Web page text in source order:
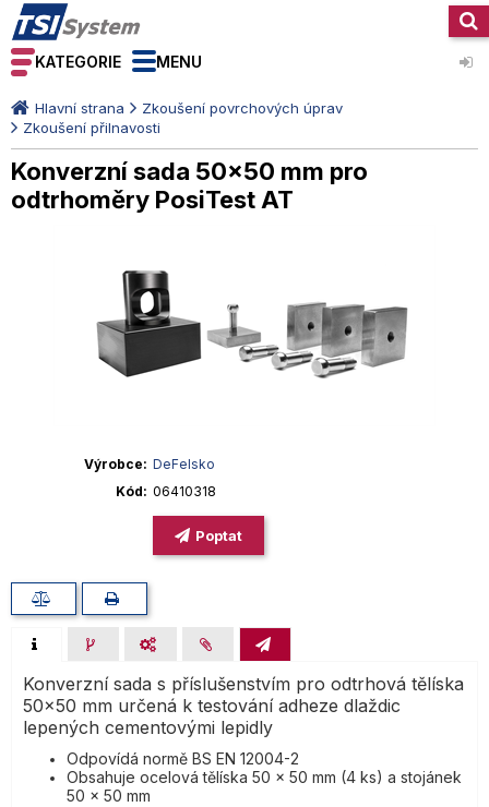
KATEGORIE MENU
Hlavní strana
Zkoušení povrchových úprav
Zkoušení přilnavosti
Konverzní sada 50x50 mm pro
odtrhoměry PosiTest AT
Výrobce
DeFelsko
Kód
06410318
Poptat
Konverzní sada s příslušenstvím pro odtrhová tělíska
50x50 mm určená k testování adheze dlaždic
lepených cementovými lepidly
Odpovídá normě BS EN 12004-2
Obsahuje ocelová tělíska 50 x 50 mm (4 ks) a stojánek
50 x 50 mm